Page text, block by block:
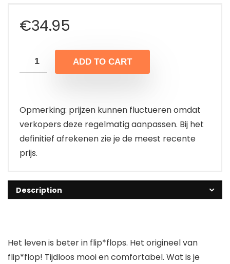
€34.95
ADD TO CART
Opmerking: prijzen kunnen fluctueren omdat
verkopers deze regelmatig aanpassen. Bij het
definitief afrekenen zie je de meest recente
prijs.
Description
Het leven is beter in flip*flops. Het origineel van
flip*flop! Tijdloos mooi en comfortabel. Wat is je